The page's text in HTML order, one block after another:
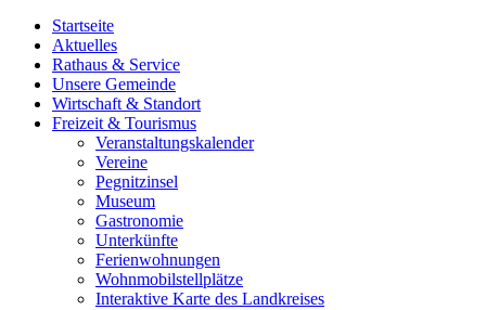
Startseite
Aktuelles
Rathaus & Service
Unsere Gemeinde
Wirtschaft & Standort
Freizeit & Tourismus
Veranstaltungskalender
Vereine
Pegnitzinsel
Museum
Gastronomie
Unterkünfte
Ferienwohnungen
Wohnmobilstellplätze
Interaktive Karte des Landkreises